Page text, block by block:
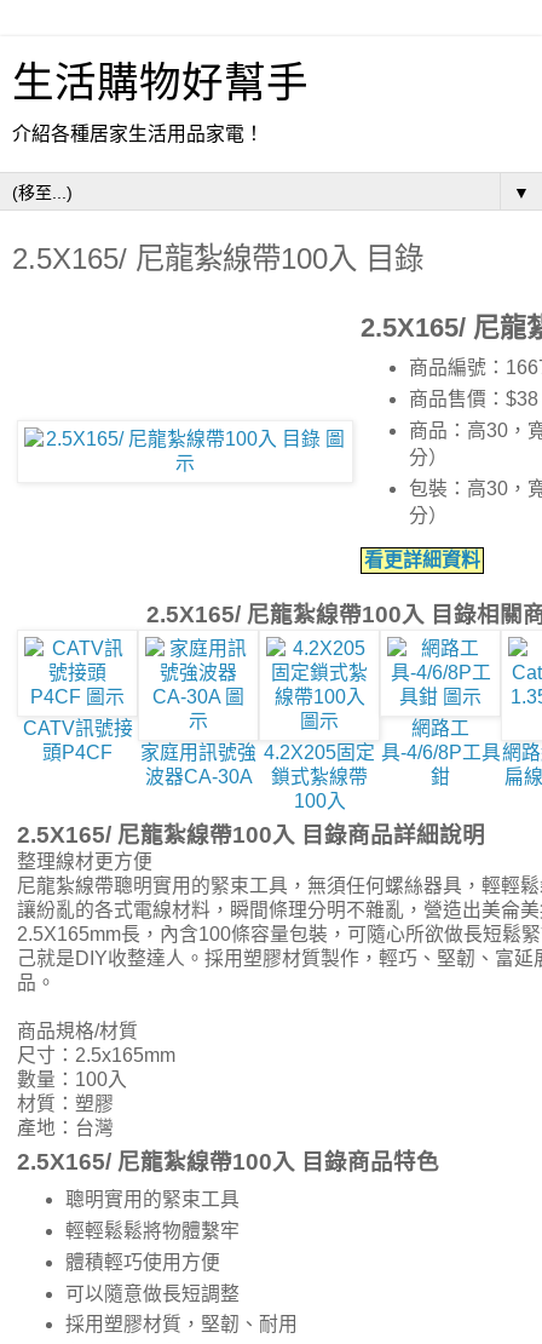
生活購物好幫手
介紹各種居家生活用品家電！
▼
2.5X165/ 尼龍紮線帶100入 目錄
2.5X165/ 尼龍
商品編號：
商品售價：$38
商品：高30，
分）
包裝：高30，
分）
看更詳細資料
2.5X165/ 尼龍紮線帶100入 目錄相關
CATV訊號接
頭P4CF
家庭用訊號強
波器CA-30A
4.2X205固定
鎖式紮線帶
100入
網路工
具-4/6/8P工具
鉗
網
扁
2.5X165/ 尼龍紮線帶100入 目錄商品詳細說明
整理線材更方便
尼龍紮線帶聰明實用的緊束工具，無須任何螺絲器具，輕輕
讓紛亂的各式電線材料，瞬間條理分明不雜亂，營造出美侖
2.5X165mm長，內含100條容量包裝，可隨心所欲做長短鬆
己就是DIY收整達人。採用塑膠材質製作，輕巧、堅韌、富延
品。
商品規格/材質
尺寸：2.5x165mm
數量：100入
材質：塑膠
產地：台灣
2.5X165/ 尼龍紮線帶100入 目錄商品特色
聰明實用的緊束工具
輕輕鬆鬆將物體繫牢
體積輕巧使用方便
可以隨意做長短調整
採用塑膠材質，堅韌、耐用